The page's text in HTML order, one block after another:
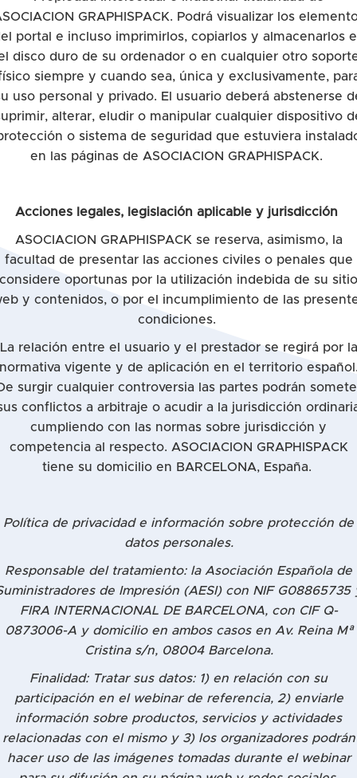
GRAPHISPACK. Podrá visualizar los
portal e incluso imprimirlos, copiarlos y almacenarlos
disco duro de su ordenador o en cualquier otro
siempre y cuando sea, única y exclusivamente,
uso personal y privado. El usuario deberá abstenerse
alterar, eludir o manipular cualquier dispositivo
o sistema de seguridad que estuviera
en las páginas de ASOCIACION GRAPHISPACK.
Acciones legales, legislación aplicable y jurisdicción
ASOCIACION GRAPHISPACK se reserva, asimismo, la
facultad de presentar las acciones civiles o penales que
considere oportunas por la utilización indebida de su sitio
y contenidos, o por el incumplimiento de las
condiciones.
La relación entre el usuario y el prestador se regirá por la
vigente y de aplicación en el territorio
surgir cualquier controversia las partes podrán
conflictos a arbitraje o acudir a la jurisdicción
cumpliendo con las normas sobre jurisdicción y
competencia al respecto. ASOCIACION GRAPHISPACK
tiene su domicilio en BARCELONA, España.
Política de privacidad e información sobre protección de
datos personales.
Responsable del tratamiento: la Asociación Española de
de Impresión (AESI) con NIF G08865735
FIRA INTERNACIONAL DE BARCELONA, con CIF Q-
0873006-A y domicilio en ambos casos en Av. Reina Mª
Cristina s/n, 08004 Barcelona.
Finalidad: Tratar sus datos: 1) en relación con su
participación en el webinar de referencia, 2) enviarle
información sobre productos, servicios y actividades
relacionadas con el mismo y 3) los organizadores podrán
hacer uso de las imágenes tomadas durante el webinar